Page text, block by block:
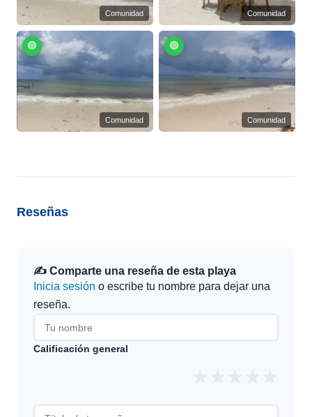
Comunidad Comunidad
🟢
Comunidad
🟢
Comunidad
Reseñas
✍️ Comparte una reseña de esta playa
Inicia sesión o escribe tu nombre para dejar una
reseña.
Calificación general